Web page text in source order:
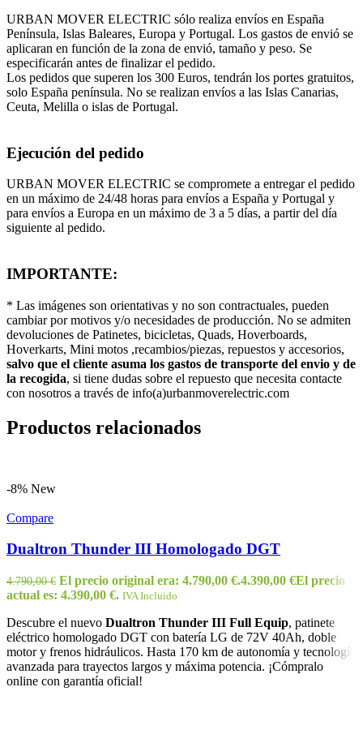
URBAN MOVER ELECTRIC sólo realiza envíos en España
Península, Islas Baleares, Europa y Portugal. Los gastos de envió se
aplicaran en función de la zona de envió, tamaño y peso. Se
especificarán antes de finalizar el pedido.
Los pedidos que superen los 300 Euros, tendrán los portes gratuitos,
solo España península. No se realizan envíos a las Islas Canarias,
Ceuta, Melilla o islas de Portugal.
Ejecución del pedido
URBAN MOVER ELECTRIC se compromete a entregar el pedido
en un máximo de 24/48 horas para envíos a España y Portugal y
para envíos a Europa en un máximo de 3 a 5 días, a partir del día
siguiente al pedido.
IMPORTANTE:
* Las imágenes son orientativas y no son contractuales, pueden
cambiar por motivos y/o necesidades de producción. No se admiten
devoluciones de Patinetes, bicicletas, Quads, Hoverboards,
Hoverkarts, Mini motos ,recambios/piezas, repuestos y accesorios,
salvo que el cliente asuma los gastos de transporte del envio y de
la recogida, si tiene dudas sobre el repuesto que necesita contacte
con nosotros a través de info(a)urbanmoverelectric.com
Productos relacionados
-8% New
Compare
Dualtron Thunder III Homologado DGT
4.790,00€ El precio original era: 4.790,00 €.4.390,00 €El precio
actual es: 4.390,00 €. IVA Incluido
Descubre el nuevo Dualtron Thunder III Full Equip, patinete
eléctrico homologado DGT con batería LG de 72V 40Ah, doble
motor y frenos hidráulicos. Hasta 170 km de autonomía y tecnología
avanzada para trayectos largos y máxima potencia. ¡Cómpralo
online con garantía oficial!